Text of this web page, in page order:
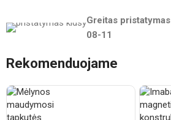
Greitas pristatymas
08-11
Rekomenduojame